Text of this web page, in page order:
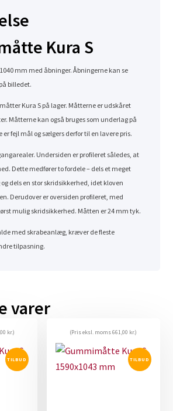
Kura S
mm med åbninger. Åbningerne kan se
billedet.
Kura S på lager. Måtterne er udskåret
Måtterne kan også bruges som underlag på
er fejl mål og sælgers derfor til en lavere pris.
Undersiden er profileret således, at
Dette medfører to fordele – dels et meget
dels en stor skridsikkerhed, idet kloven
Derudover er oversiden profileret, med
mulig skridsikkerhed. Måtten er 24 mm tyk.
med skrabeanlæg, kræver de fleste
tilpasning.
varer
kr.)
TILBUD
(Pris eksl. moms661,00 kr.)
TILBUD